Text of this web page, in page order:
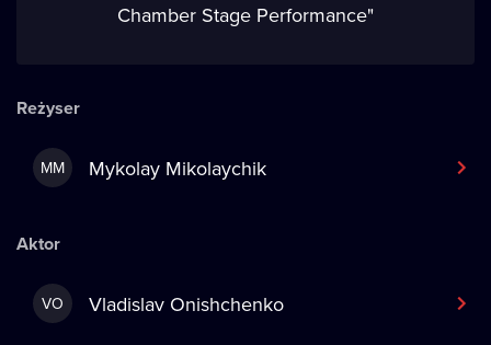
Chamber Stage Performance"
Reżyser
MM Mykolay Mikolaychik
Aktor
VO Vladislav Onishchenko